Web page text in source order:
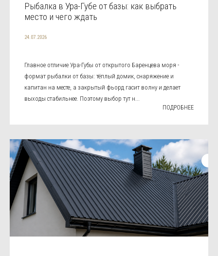
Рыбалка в Ура-Губе от базы: как выбрать
место и чего ждать
24.07.2026
Главное отличие Ура-Губы от открытого Баренцева моря -
формат рыбалки от базы: тёплый домик, снаряжение и
капитан на месте, а закрытый фьорд гасит волну и делает
выходы стабильнее. Поэтому выбор тут н...
ПОДРОБНЕЕ